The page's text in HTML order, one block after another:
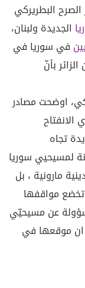
البطريركي
الجديدة ولبنان،
في سوريا في
بأنّ
اوضحت مصادر
الانفتاح
تجاه
لمسيحيي سوريا
مارونية ، بل
مواقفها
عن مسيحيّي
ان موقعها في